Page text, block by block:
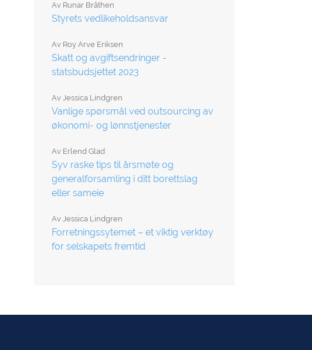
Styrets vedlikeholdsansvar
Av Runar Bråthen
Skatt og avgiftsendringer -
statsbudsjettet 2023
Av Roy Arve Eriksen
Vanlige spørsmål ved outsourcing av
økonomi- og lønnstjenester
Av Jessica Lindgren
Syv raske tips til årsmøte og
generalforsamling i ditt borettslag
eller sameie
Av Erlend Glad
Forretningssytemet – et viktig verktøy
for selskapets fremtid
Av Jessica Lindgren